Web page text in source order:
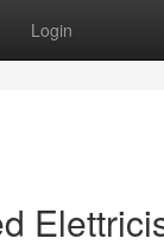
Login